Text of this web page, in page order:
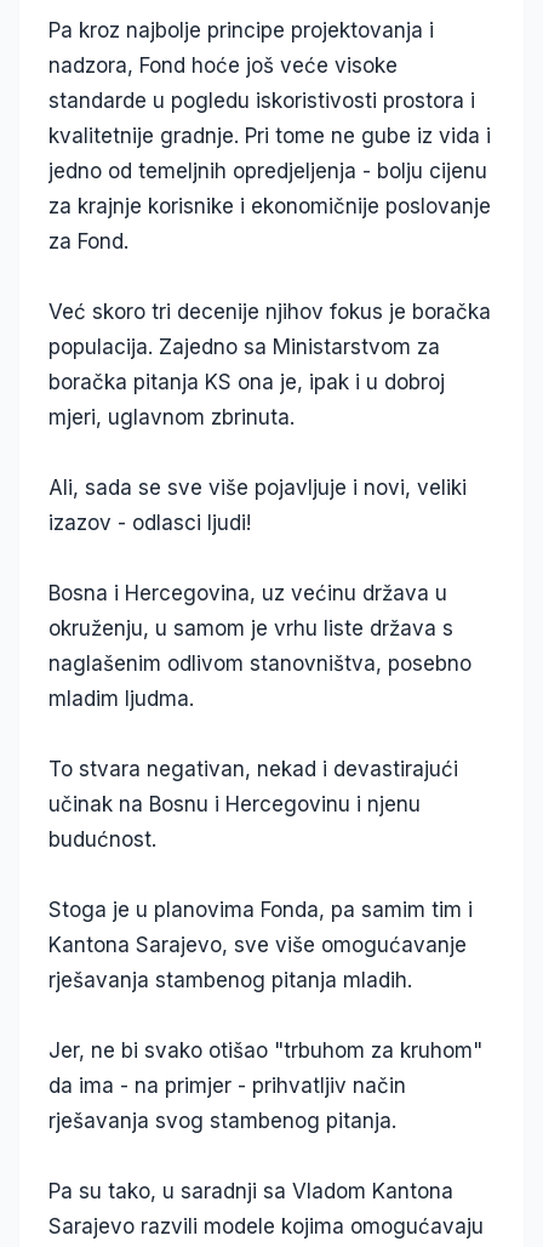
Pa kroz najbolje principe projektovanja i
nadzora, Fond hoće još veće visoke
standarde u pogledu iskoristivosti prostora i
kvalitetnije gradnje. Pri tome ne gube iz vida i
jedno od temeljnih opredjeljenja - bolju cijenu
za krajnje korisnike i ekonomičnije poslovanje
za Fond.
Već skoro tri decenije njihov fokus je boračka
populacija. Zajedno sa Ministarstvom za
boračka pitanja KS ona je, ipak i u dobroj
mjeri, uglavnom zbrinuta.
Ali, sada se sve više pojavljuje i novi, veliki
izazov - odlasci ljudi!
Bosna i Hercegovina, uz većinu država u
okruženju, u samom je vrhu liste država s
naglašenim odlivom stanovništva, posebno
mladim ljudma.
To stvara negativan, nekad i devastirajući
učinak na Bosnu i Hercegovinu i njenu
budućnost.
Stoga je u planovima Fonda, pa samim tim i
Kantona Sarajevo, sve više omogućavanje
rješavanja stambenog pitanja mladih.
Jer, ne bi svako otišao "trbuhom za kruhom"
da ima - na primjer - prihvatljiv način
rješavanja svog stambenog pitanja.
Pa su tako, u saradnji sa Vladom Kantona
Sarajevo razvili modele kojima omogućavaju